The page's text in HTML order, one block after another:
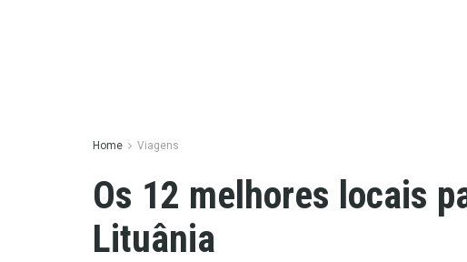
Home Viagens
Os 12 melhores locais
Lituânia